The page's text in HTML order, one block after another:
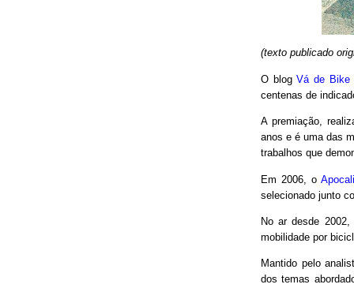
(texto publicado
O blogVá de Bike
centenas de
A premiação,
anos e é uma das
trabalhos que
Em 2006, o
selecionado junto
No ar desde
mobilidade por
Mantido pelo
dos temas